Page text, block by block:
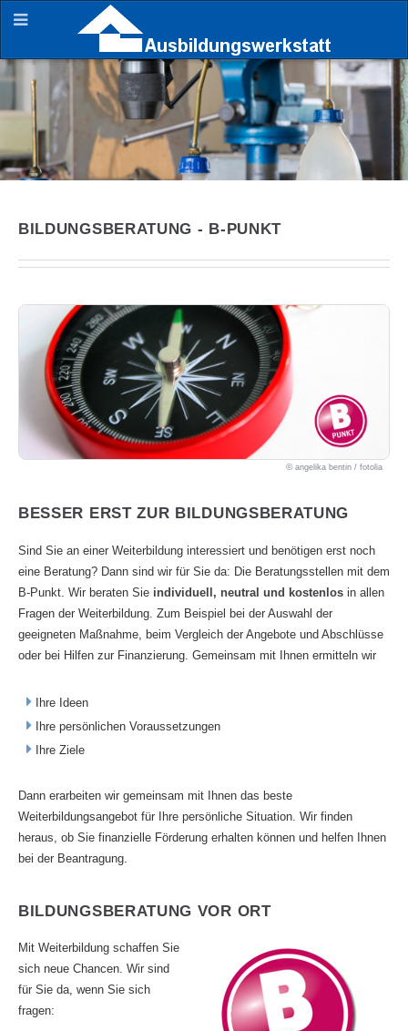
BILDUNGSBERATUNG - B-PUNKT
angelika bentin / fotolia
BESSER ERST ZUR BILDUNGSBERATUNG
Sind Sie an einer Weiterbildung interessiert und benötigen erst noch
eine Beratung? Dann sind wir für Sie da: Die Beratungsstellen mit dem
B-Punkt. Wir beraten Sie individuell, neutral und kostenlos in allen
Fragen der Weiterbildung. Zum Beispiel bei der Auswahl der
geeigneten Maßnahme, beim Vergleich der Angebote und Abschlüsse
oder bei Hilfen zur Finanzierung. Gemeinsam mit Ihnen ermitteln wir
Ihre Ideen
Ihre persönlichen Voraussetzungen
Ihre Ziele
Dann erarbeiten wir gemeinsam mit Ihnen das beste
Weiterbildungsangebot für Ihre persönliche Situation. Wir finden
heraus, ob Sie finanzielle Förderung erhalten können und helfen Ihnen
bei der Beantragung.
BILDUNGSBERATUNG VOR ORT
Mit Weiterbildung schaffen Sie
sich neue Chancen. Wir sind
für Sie da, wenn Sie sich
fragen: